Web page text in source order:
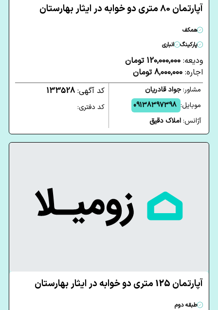
آپارتمان 80 متری دو خوابه در ایثار بهارستان
همکف
پارکینگ
انباری
ودیعه: 120,000,000 تومان
اجاره: 8,000,000 تومان
مشاور:جواد قادریان
موبایل: 09138397398
آژانس:املاک دقیق
کد آگهی: 133528
کد دفتری:
آپارتمان 125 متری دو خوابه در ایثار بهارستان
طبقه دوم